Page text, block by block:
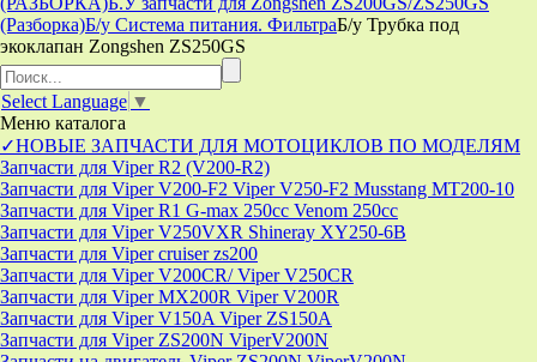
(Разборка)Б/у Система питания. ФильтраБ/у Трубка под
экоклапан Zongshen ZS250GS
Select Language ▼
Меню каталога
✓НОВЫЕ ЗАПЧАСТИ ДЛЯ МОТОЦИКЛОВ ПО МОДЕЛЯМ
Запчасти для Viper R2 (V200-R2)
Запчасти для Viper V200-F2 Viper V250-F2 Musstang MT200-10
Запчасти для Viper R1 G-max 250cc Venom 250cc
Запчасти для Viper V250VXR Shineray XY250-6B
Запчасти для Viper cruiser zs200
Запчасти для Viper V200CR/ Viper V250CR
Запчасти для Viper MX200R Viper V200R
Запчасти для Viper V150A Viper ZS150A
Запчасти для Viper ZS200N ViperV200N